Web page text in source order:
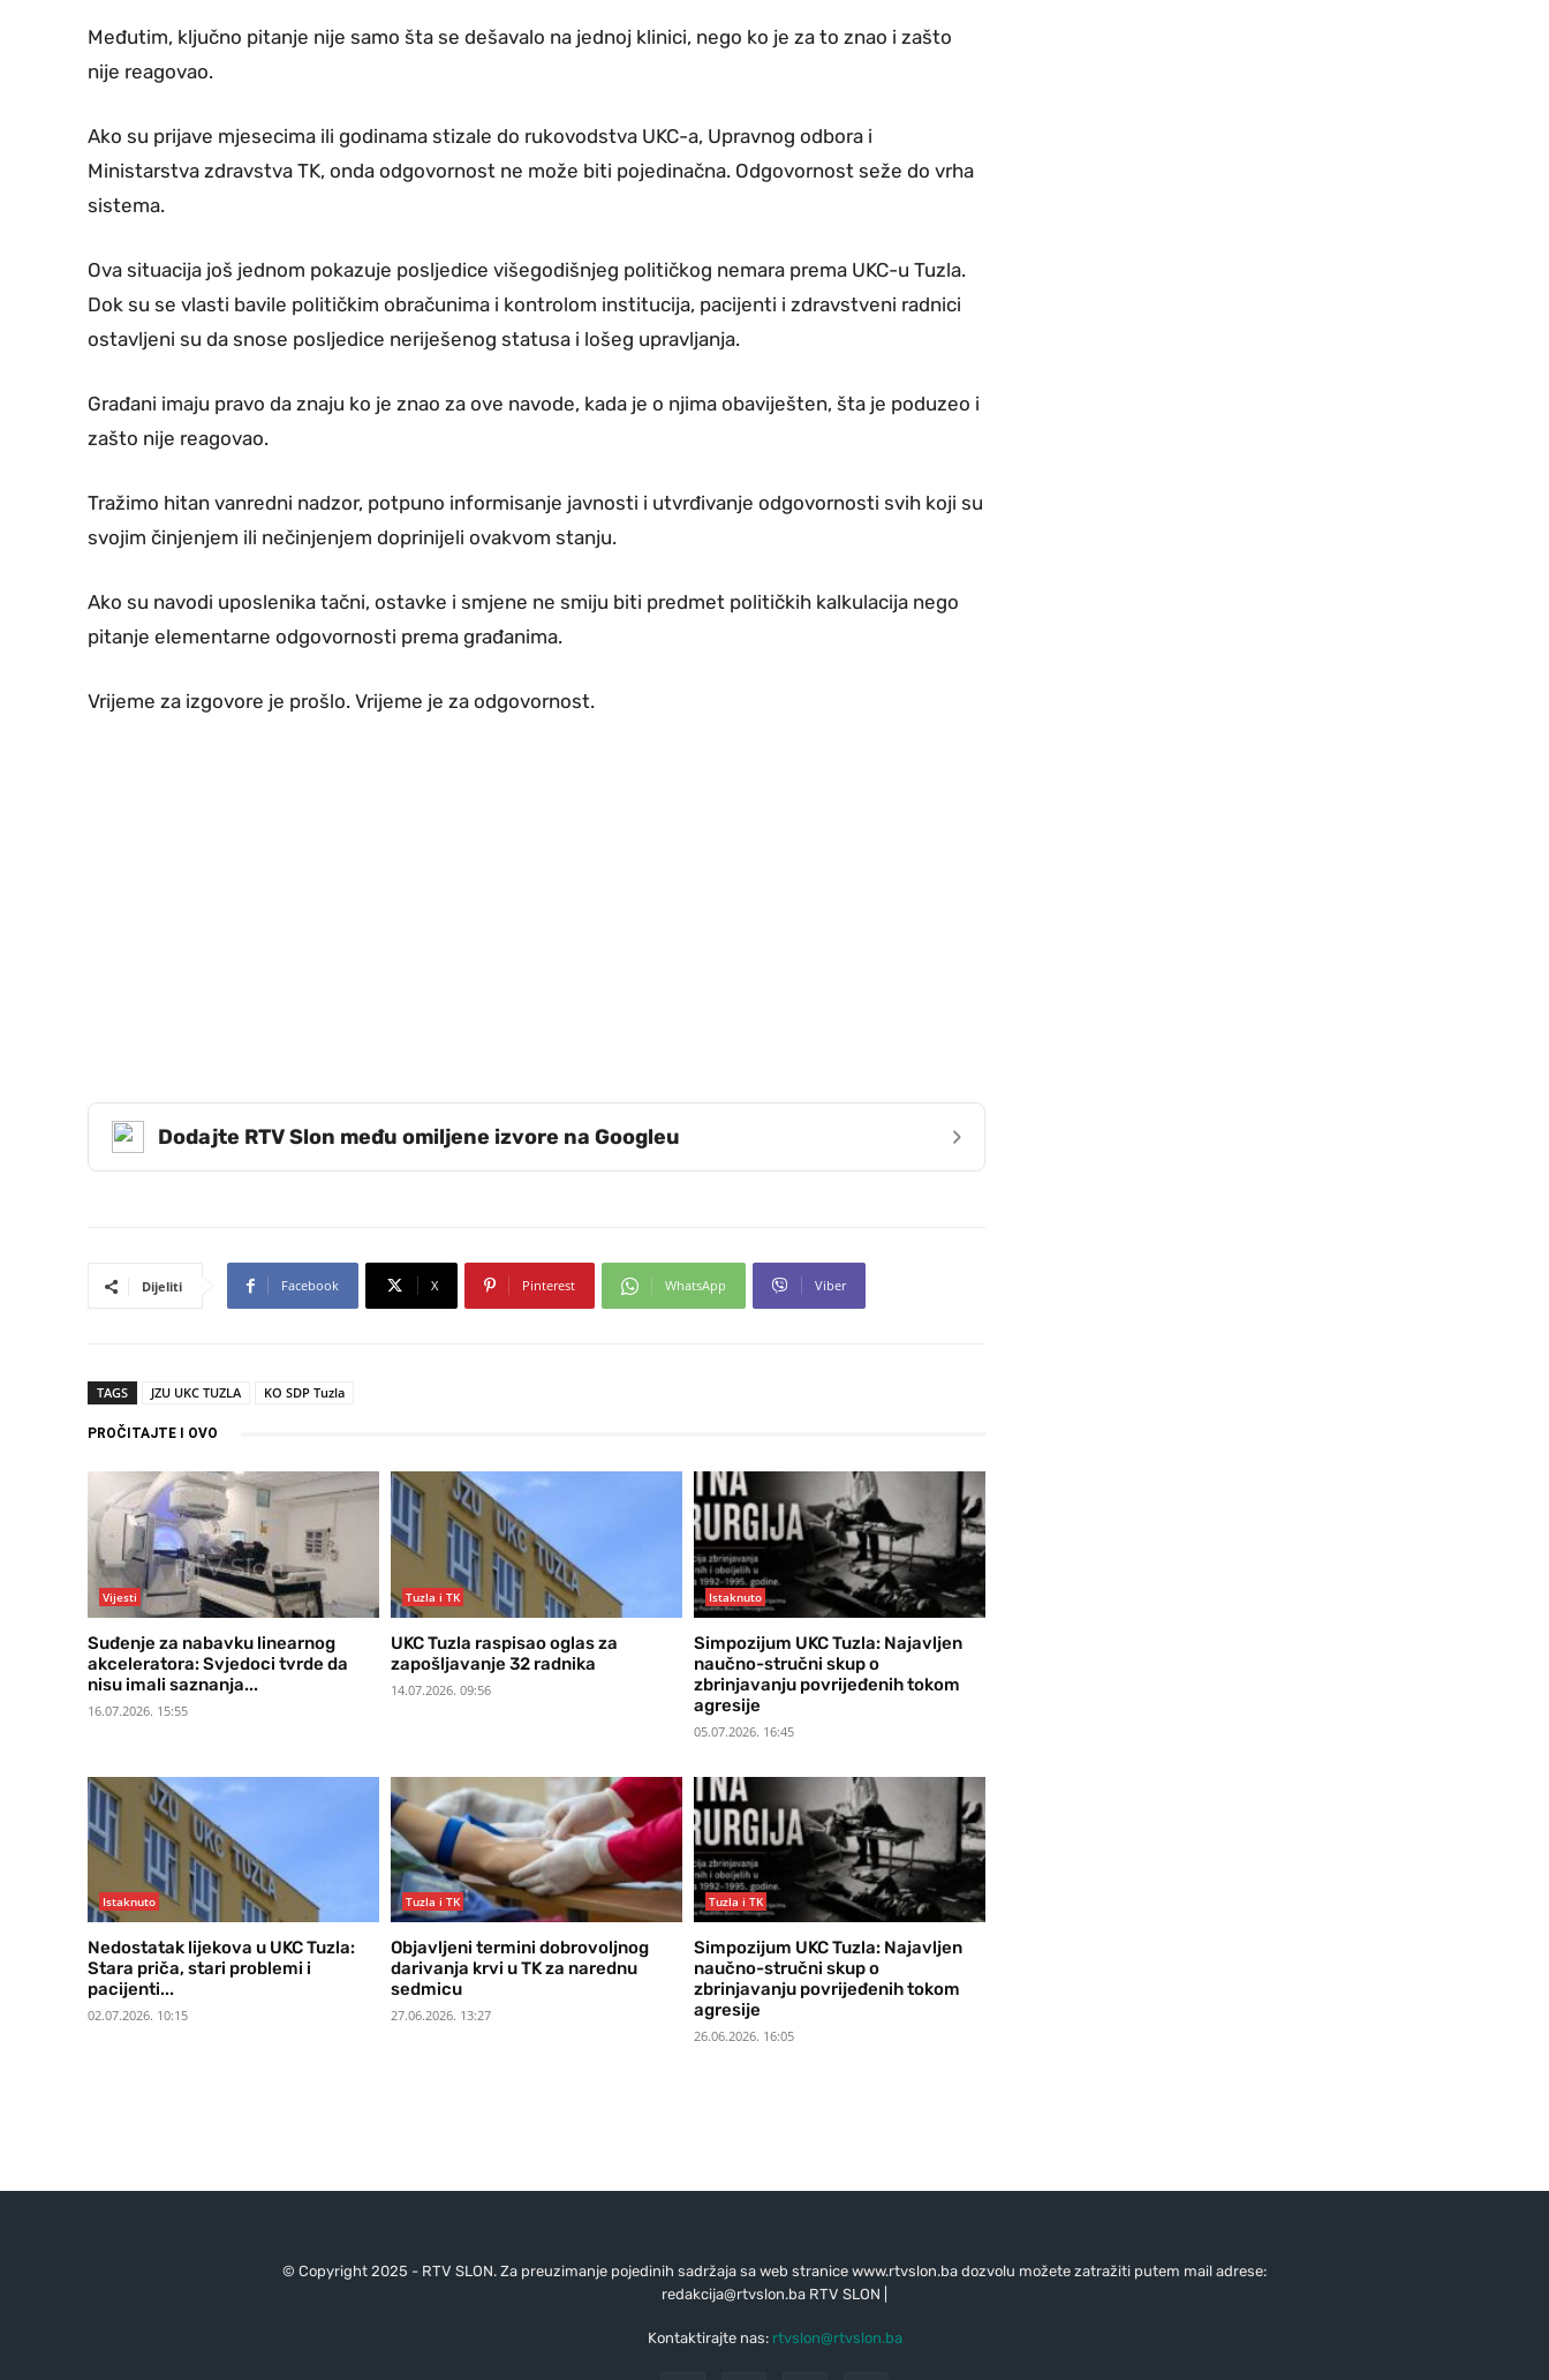
Međutim, ključno pitanje nije samo šta se dešavalo na jednoj klinici, nego ko je za to znao i zašto
nije reagovao.
Ako su prijave mjesecima ili godinama stizale do rukovodstva UKC-a, Upravnog odbora i
Ministarstva zdravstva TK, onda odgovornost ne može biti pojedinačna. Odgovornost seže do vrha
sistema.
Ova situacija još jednom pokazuje posljedice višegodišnjeg političkog nemara prema UKC-u Tuzla.
Dok su se vlasti bavile političkim obračunima i kontrolom institucija, pacijenti i zdravstveni radnici
ostavljeni su da snose posljedice neriješenog statusa i lošeg upravljanja.
Građani imaju pravo da znaju ko je znao za ove navode, kada je o njima obaviješten, šta je poduzeo i
zašto nije reagovao.
Tražimo hitan vanredni nadzor, potpuno informisanje javnosti i utvrđivanje odgovornosti svih koji su
svojim činjenjem ili nečinjenjem doprinijeli ovakvom stanju.
Ako su navodi uposlenika tačni, ostavke i smjene ne smiju biti predmet političkih kalkulacija nego
pitanje elementarne odgovornosti prema građanima.
Vrijeme za izgovore je prošlo. Vrijeme je za odgovornost.
Dodajte RTV Slon među omiljene izvore na Googleu ›
Dijeliti Facebook X Pinterest WhatsApp Viber
TAGS JZU UKC TUZLA KO SDP Tuzla
PROČITAJTE I OVO
Vijesti
Suđenje za nabavku linearnog
akceleratora: Svjedoci tvrde da
nisu imali saznanja...
16.07.2026. 15:55
Tuzla i TK
UKC Tuzla raspisao oglas za
zapošljavanje 32 radnika
14.07.2026. 09:56
Istaknuto
Simpozijum UKC Tuzla: Najavljen
naučno-stručni skup o
zbrinjavanju povrijeđenih tokom
agresije
05.07.2026. 16:45
Istaknuto
Nedostatak lijekova u UKC Tuzla:
Stara priča, stari problemi i
pacijenti...
02.07.2026. 10:15
Tuzla i TK
Objavljeni termini dobrovoljnog
darivanja krvi u TK za narednu
sedmicu
27.06.2026. 13:27
Tuzla i TK
Simpozijum UKC Tuzla: Najavljen
naučno-stručni skup o
zbrinjavanju povrijeđenih tokom
agresije
26.06.2026. 16:05
© Copyright 2025 - RTV SLON. Za preuzimanje pojedinih sadržaja sa web stranice www.rtvslon.ba dozvolu možete zatražiti putem mail adrese:
redakcija@rtvslon.baRTV SLON |
Kontaktirajte nas: rtvslon@rtvslon.ba